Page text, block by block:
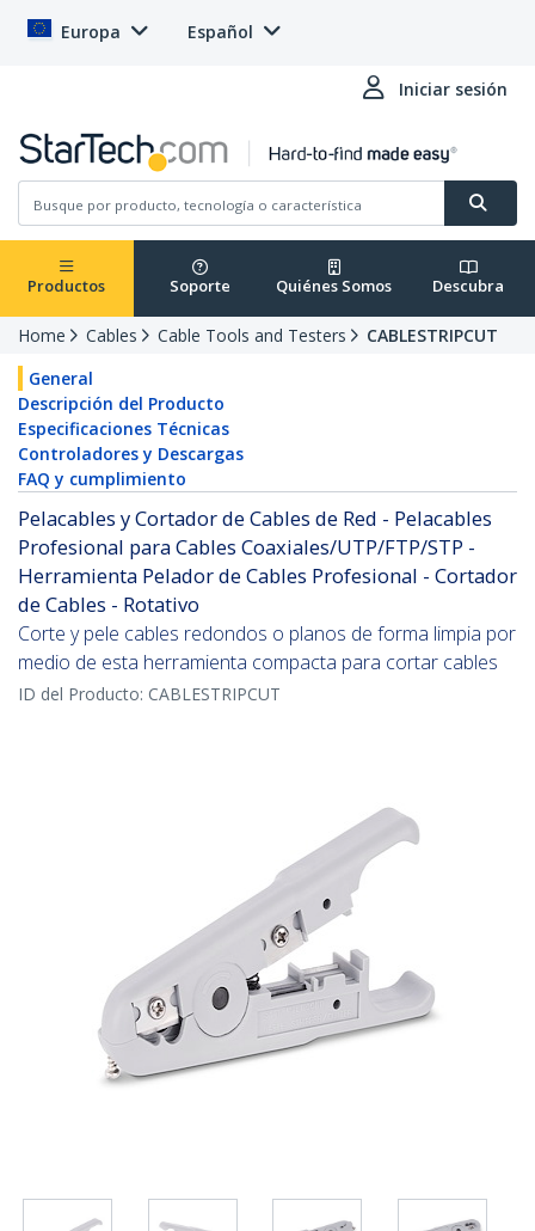
Europa Español
Iniciar sesión
Productos Soporte Quiénes Somos Descubra
Home Cables Cable Tools and Testers
CABLESTRIPCUT
General
Descripción del Producto
Especificaciones Técnicas
Controladores y Descargas
FAQ y cumplimiento
Pelacables y Cortador de Cables de Red - Pelacables
Profesional para Cables Coaxiales/UTP/FTP/STP -
Herramienta Pelador de Cables Profesional - Cortador
de Cables - Rotativo
Corte y pele cables redondos o planos de forma limpia por
medio de esta herramienta compacta para cortar cables
ID del Producto: CABLESTRIPCUT